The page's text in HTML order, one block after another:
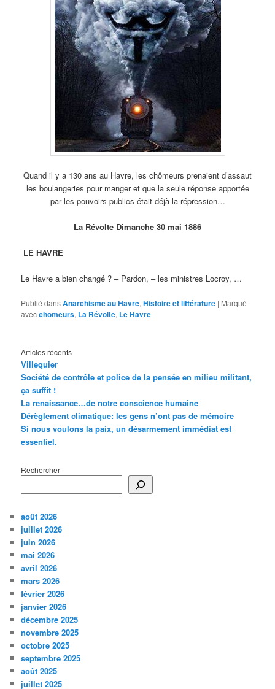
Quand il y a 130 ans au Havre, les chômeurs prenaient d’assaut
les boulangeries pour manger et que la seule réponse apportée
par les pouvoirs publics était déjà la répression…
La Révolte Dimanche 30 mai 1886
LE HAVRE
Le Havre a bien changé ? – Pardon, – les ministres Locroy, …
Publié dansAnarchisme au Havre,Histoire et littérature | Marqué
avecchômeurs, La Révolte, Le Havre
Articles récents
Villequier
Société de contrôle et police de la pensée en milieu militant,
ça suffit !
La renaissance…de notre conscience humaine
Dérèglement climatique: les gens n’ont pas de mémoire
Si nous voulons la paix, un désarmement immédiat est
essentiel.
Rechercher
août 2026
juillet 2026
juin 2026
mai 2026
avril 2026
mars 2026
février 2026
janvier 2026
décembre 2025
novembre 2025
octobre 2025
septembre 2025
août 2025
juillet 2025